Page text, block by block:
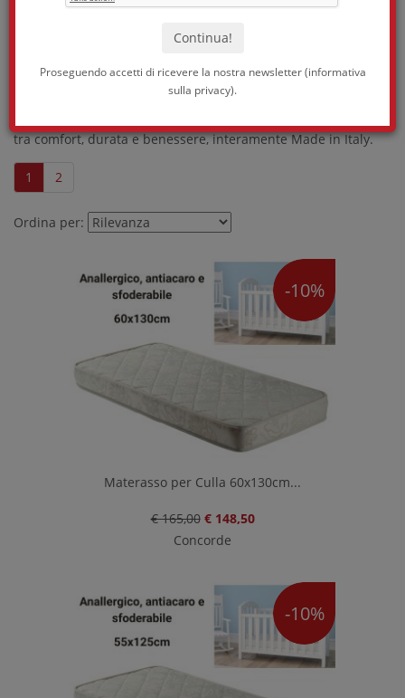
Proseguendo accetti di ricevere la nostra newsletter (informativa
sulla privacy).
tutti progettati per garantire il massimo comfort e supporto
durante il sonno. Ogni prodotto è realizzato con materiali
selezionati e tecnologie all'avanguardia, nel rispetto degli
standard di qualità più elevati.
tra comfort, durata e benessere, interamente Made in Italy.
1 2
Ordina per:
-10%
Materasso per Culla 60x130cm...
€ 165,00 € 148,50
Concorde
-10%